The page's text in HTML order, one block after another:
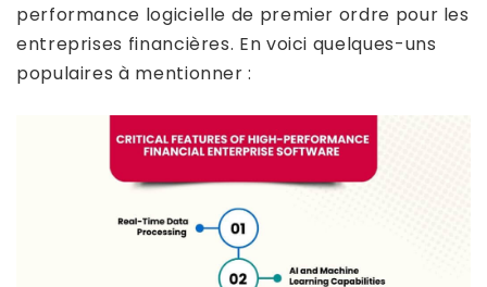
performance logicielle de premier ordre pour les
entreprises financières. En voici quelques-uns
populaires à mentionner :